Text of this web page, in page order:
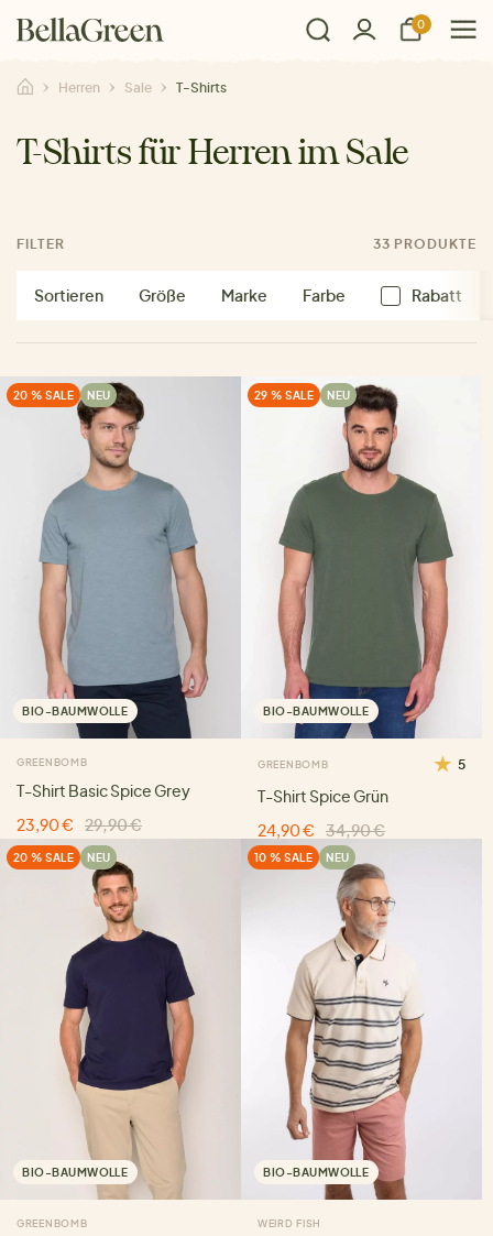
0
Herren Sale T-Shirts
T-Shirts für Herren im Sale
FILTER 33 PRODUKTE
Sortieren Größe Marke Farbe Rabatt
20 % SALE NEU
BIO-BAUMWOLLE
GREENBOMB
T-Shirt Basic Spice Grey
23,90 €
29,90 €
29 % SALE NEU
BIO-BAUMWOLLE
GREENBOMB 5
T-Shirt Spice Grün
24,90 €
34,90 €
20 % SALE NEU
BIO-BAUMWOLLE
GREENBOMB
10 % SALE NEU
BIO-BAUMWOLLE
WEIRD FISH